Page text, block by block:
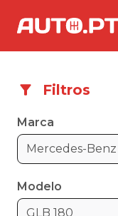
Filtros
Marca
Mercedes-Benz
Modelo
GLB 180